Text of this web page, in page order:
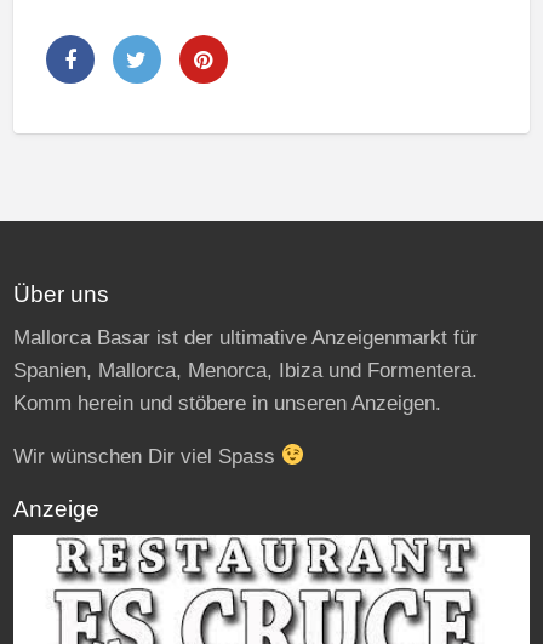
Über uns
Mallorca Basar ist der ultimative Anzeigenmarkt für
Spanien, Mallorca, Menorca, Ibiza und Formentera.
Komm herein und stöbere in unseren Anzeigen.
Wir wünschen Dir viel Spass
Anzeige